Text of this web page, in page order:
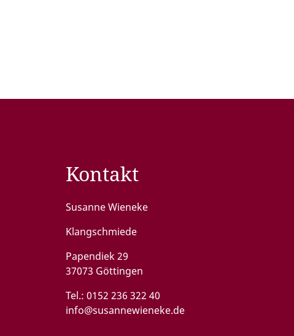
Kontakt
Susanne Wieneke
Klangschmiede
Papendiek 29
37073 Göttingen
Tel.: 0152 236 322 40
info@susannewieneke.de